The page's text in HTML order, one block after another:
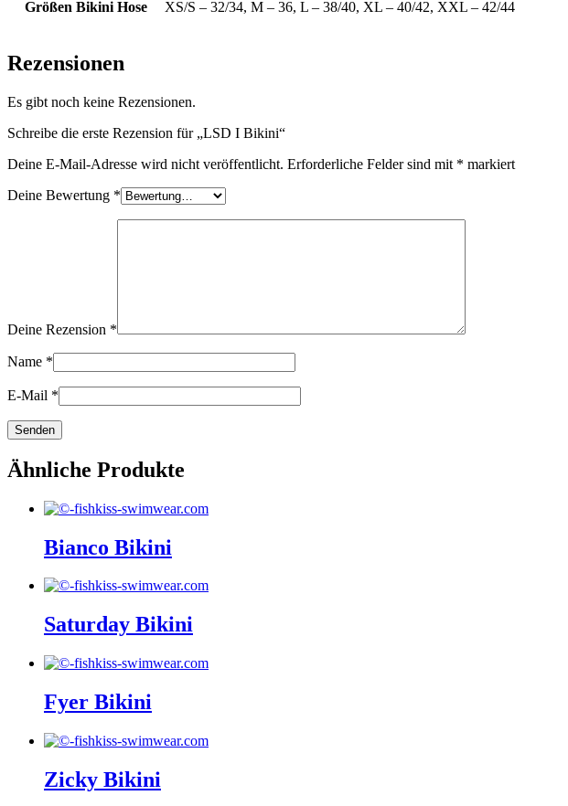
Größen Bikini Hose XS/S – 32/34, M – 36, L – 38/40, XL – 40/42, XXL – 42/44
Rezensionen
Es gibt noch keine Rezensionen.
Schreibe die erste Rezension für „LSD I Bikini“
Deine E-Mail-Adresse wird nicht veröffentlicht. Erforderliche Felder sind mit * markiert
Deine Bewertung *
Deine Rezension *
Name *
E-Mail *
Ähnliche Produkte
Bianco Bikini
Saturday Bikini
Fyer Bikini
Zicky Bikini